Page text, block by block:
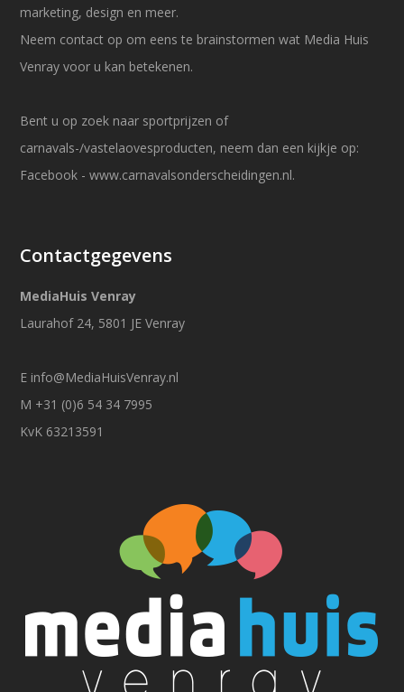
marketing, design en meer.
Neem contact op om eens te brainstormen wat Media Huis
Venray voor u kan betekenen.
Bent u op zoek naar sportprijzen of
carnavals-/vastelaovesproducten, neem dan een kijkje op:
Facebook -www.carnavalsonderscheidingen.nl.
Contactgegevens
MediaHuis Venray
Laurahof 24, 5801 JE Venray
E info@MediaHuisVenray.nl
M +31 (0)6 54 34 7995
KvK 63213591